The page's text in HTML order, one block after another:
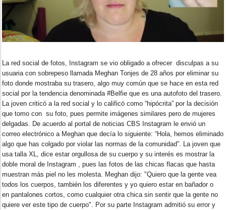
La red social de fotos, Instagram se vio obligado a ofrecer disculpas a su
usuaria con sobrepeso llamada Meghan Tonjes de 28 años por eliminar su
foto donde mostraba su trasero, algo muy común que se hace en esta red
social por la tendencia denominada #Belfie que es una autofoto del trasero.
La joven criticó a la red social y lo calificó como “hipócrita” por la decisión
que tomo con su foto, pues permite imágenes similares pero de mujeres
delgadas. De acuerdo al portal de noticias CBS Instagram le envió un
correo electrónico a Meghan que decía lo siguiente: “Hola, hemos eliminado
algo que has colgado por violar las normas de la comunidad”. La joven que
usa talla XL, dice estar orgullosa de su cuerpo y su interés es mostrar la
doble moral de Instagram , pues las fotos de las chicas flacas que hasta
muestran más piel no les molesta. Meghan dijo: "Quiero que la gente vea
todos los cuerpos, también los diferentes y yo quiero estar en bañador o
en pantalones cortos, como cualquier otra chica sin sentir que la gente no
quiere ver este tipo de cuerpo". Por su parte Instagram admitió su error y